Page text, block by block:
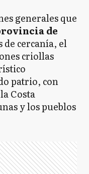
generales que
de
de cercanía, el
criollas
patrio, con
Costa
y los pueblos